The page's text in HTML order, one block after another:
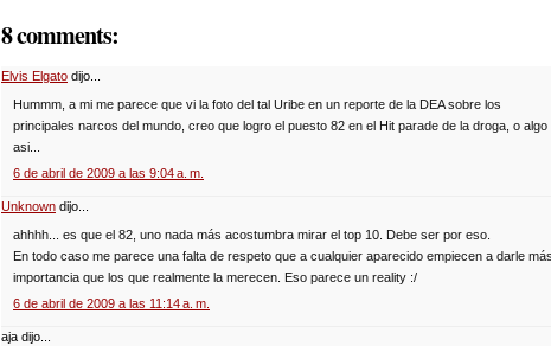
8 comments:
Elvis Elgato dijo...
Hummm, a mi me parece que vi la foto del tal Uribe en un reporte de la DEA sobre los
principales narcos del mundo, creo que logro el puesto 82 en el Hit parade de la droga, o algo
asi...
6 de abril de 2009 a las 9:04 a. m.
Unknown dijo...
ahhhh... es que el 82, uno nada más acostumbra mirar el top 10. Debe ser por eso.
En todo caso me parece una falta de respeto que a cualquier aparecido empiecen a darle más
importancia que los que realmente la merecen. Eso parece un reality :/
6 de abril de 2009 a las 11:14 a. m.
aja dijo...